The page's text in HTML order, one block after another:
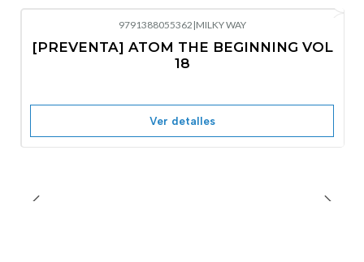
9791388055362 |MILKY WAY
[PREVENTA] ATOM THE BEGINNING VOL
18
Ver detalles